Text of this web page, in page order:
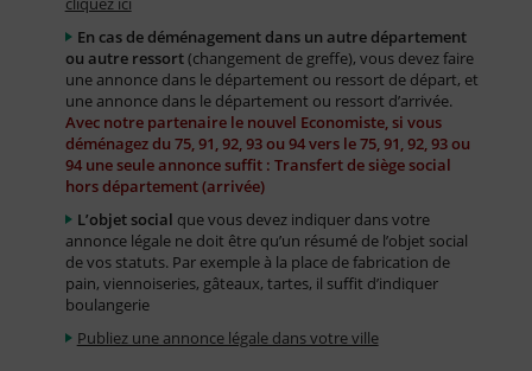
En cas de déménagement dans un autre département
ou autre ressort(changement de greffe), vous devez faire
une annonce dans le département ou ressort de départ, et
une annonce dans le département ou ressort d’arrivée.
Avec notre partenaire le nouvel Economiste, si vous
déménagez du 75, 91, 92, 93 ou 94 vers le 75, 91, 92, 93 ou
94 une seule annonce suffit : Transfert de siège social
hors département (arrivée)
L’objet social que vous devez indiquer dans votre
annonce légale ne doit être qu’un résumé de l’objet social
de vos statuts. Par exemple à la place de fabrication de
pain, viennoiseries, gâteaux, tartes, il suffit d’indiquer
boulangerie
Publiez une annonce légale dans votre ville